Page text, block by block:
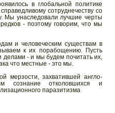
в глобальной политике
сотруднечеству со
Мы унаследовали лучшие черты
- поэтому говорим, что мы
и человеческим существам в
к их порабощению. Пусть
делами - и мы будем почитать их,
что местные - это мы.
мерзости, захватившей англо-
сознание отколовшихся и
паразитизма